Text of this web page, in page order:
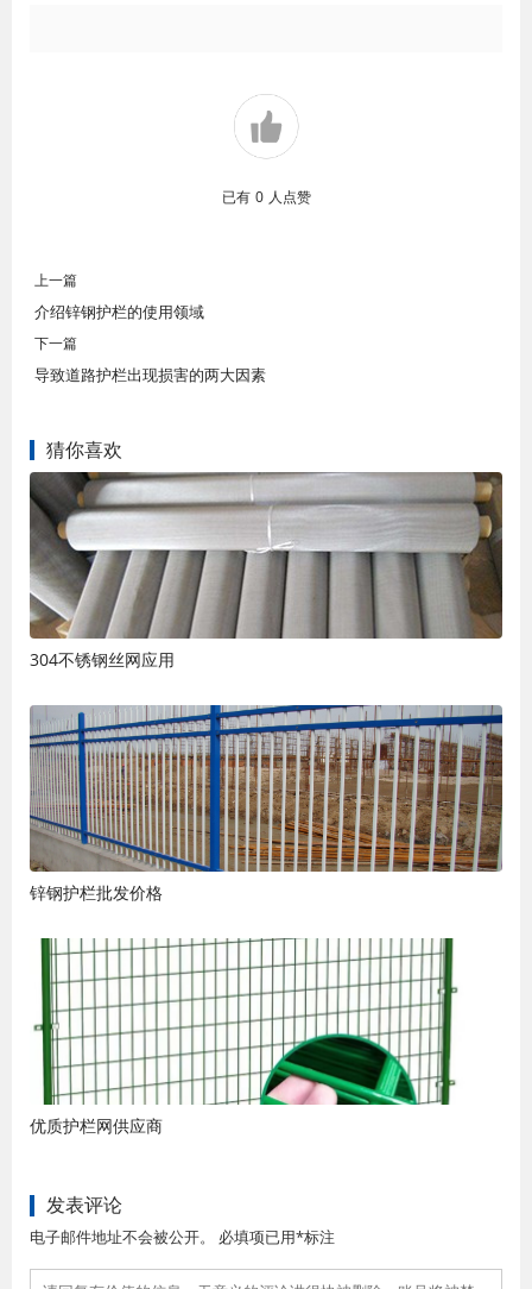
已有 0 人点赞
上一篇
介绍锌钢护栏的使用领域
下一篇
导致道路护栏出现损害的两大因素
猜你喜欢
304不锈钢丝网应用
锌钢护栏批发价格
优质护栏网供应商
发表评论
电子邮件地址不会被公开。 必填项已用*标注